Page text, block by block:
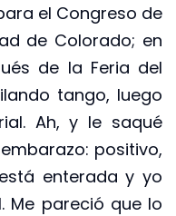
el Congreso de
de Colorado; en
de la Feria del
tango, luego
Ah, y le saqué
positivo,
enterada y yo
Me pareció que lo